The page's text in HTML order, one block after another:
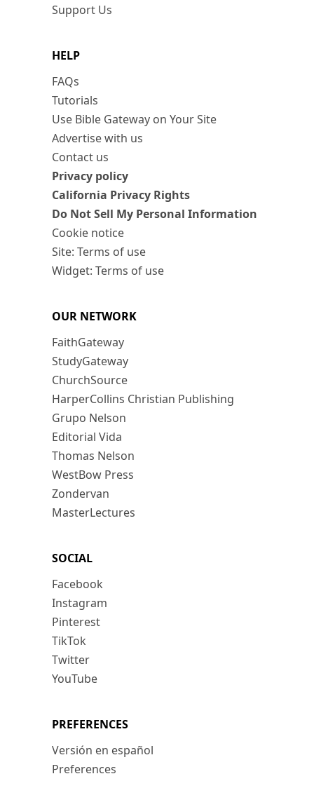
Support Us
HELP
FAQs
Tutorials
Use Bible Gateway on Your Site
Advertise with us
Contact us
Privacy policy
California Privacy Rights
Do Not Sell My Personal Information
Cookie notice
Site: Terms of use
Widget: Terms of use
OUR NETWORK
FaithGateway
StudyGateway
ChurchSource
HarperCollins Christian Publishing
Grupo Nelson
Editorial Vida
Thomas Nelson
WestBow Press
Zondervan
MasterLectures
SOCIAL
Facebook
Instagram
Pinterest
TikTok
Twitter
YouTube
PREFERENCES
Versión en español
Preferences